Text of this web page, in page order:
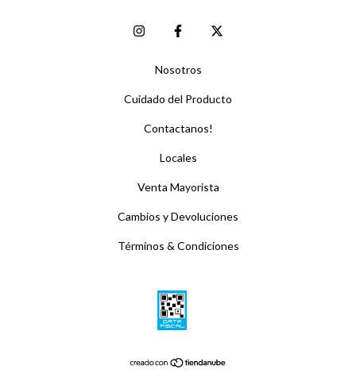
Nosotros
Cuidado del Producto
Contactanos!
Locales
Venta Mayorista
Cambios y Devoluciones
Términos & Condiciones